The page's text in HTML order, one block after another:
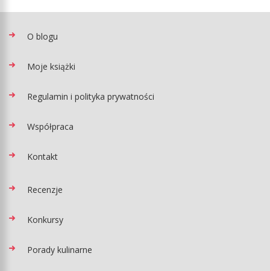
O blogu
Moje książki
Regulamin i polityka prywatności
Współpraca
Kontakt
Recenzje
Konkursy
Porady kulinarne